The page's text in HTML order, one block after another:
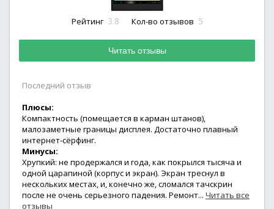
Рейтинг 3.8 Кол-во отзывов 5
Читать отзывы
Последний отзыв
Плюсы:
Компактность (помещается в карман штанов),
малозаметные границы дисплея. Достаточно плавный
интернет-сёрфинг.
Минусы:
Хрупкий: не продержался и года, как покрылся тысяча и
одной царапиной (корпус и экран). Экран треснул в
нескольких местах, и, конечно же, сломался тачскрин
после не очень серьезного падения. Ремонт... Читать все
отзывы